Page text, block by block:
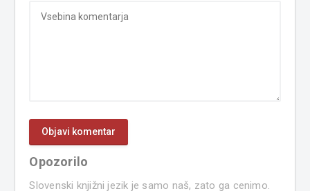
Opozorilo
Slovenski knjižni jezik je samo naš, zato ga cenimo.